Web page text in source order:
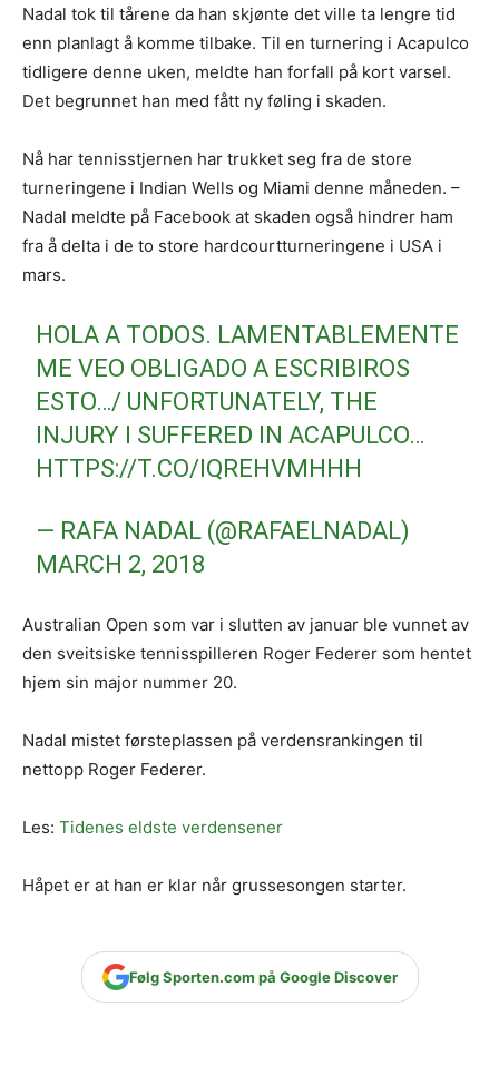
Nadal tok til tårene da han skjønte det ville ta lengre tid
enn planlagt å komme tilbake. Til en turnering i Acapulco
tidligere denne uken, meldte han forfall på kort varsel.
Det begrunnet han med fått ny føling i skaden.
Nå har tennisstjernen har trukket seg fra de store
turneringene i Indian Wells og Miami denne måneden. –
Nadal meldte på Facebook at skaden også hindrer ham
fra å delta i de to store hardcourtturneringene i USA i
mars.
HOLA A TODOS. LAMENTABLEMENTE
ME VEO OBLIGADO A ESCRIBIROS
ESTO…/ UNFORTUNATELY, THE
INJURY I SUFFERED IN ACAPULCO…
HTTPS://T.CO/IQREHVMHHH
— RAFA NADAL (@RAFAELNADAL)
MARCH 2, 2018
Australian Open som var i slutten av januar ble vunnet av
den sveitsiske tennisspilleren Roger Federer som hentet
hjem sin major nummer 20.
Nadal mistet førsteplassen på verdensrankingen til
nettopp Roger Federer.
Les: Tidenes eldste verdensener
Håpet er at han er klar når grussesongen starter.
Følg Sporten.com på Google Discover